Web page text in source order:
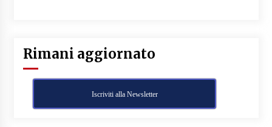
Rimani aggiornato
Iscriviti alla Newsletter